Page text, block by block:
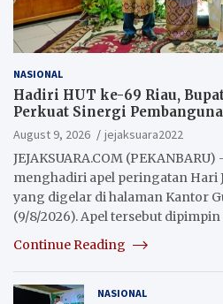
NASIONAL
Hadiri HUT ke-69 Riau,
Perkuat Sinergi
August 9, 2026
jejaksuara2022
JEJAKSUARA.COM
menghadiri apel peringatan Hari
yang digelar di halaman Kantor
(9/8/2026). Apel tersebut
Continue Reading
NASIONAL